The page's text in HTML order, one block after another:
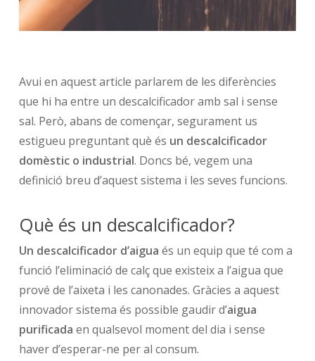
Avui en aquest article parlarem de les diferències
que hi ha entre un descalcificador amb sal i sense
sal. Però, abans de començar, segurament us
estigueu preguntant què és un descalcificador
domèstic o industrial. Doncs bé, vegem una
definició breu d’aquest sistema i les seves funcions.
Què és un descalcificador?
Un descalcificador d’aigua és un equip que té com a
funció l’eliminació de calç que existeix a l’aigua que
prové de l’aixeta i les canonades. Gràcies a aquest
innovador sistema és possible gaudir d’aigua
purificada en qualsevol moment del dia i sense
haver d’esperar-ne per al consum.